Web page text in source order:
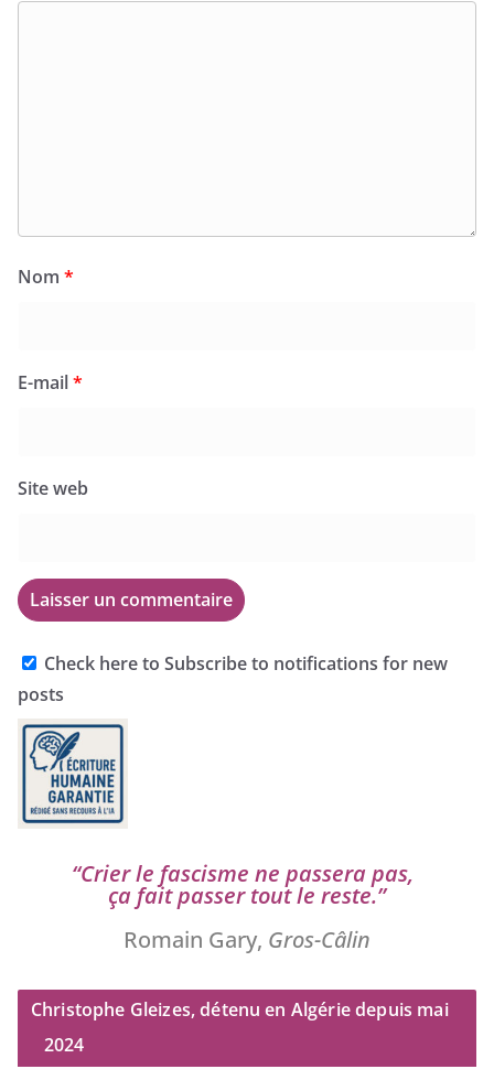
Nom *
E-mail*
Site web
Check here to Subscribe to notifications for new
posts
“Crier le fas­cisme ne pas­se­ra pas,
ça fait pas­ser tout le reste.”
Romain Gary, Gros-Câlin
Christophe Gleizes, détenu en Algérie depuis mai
2024